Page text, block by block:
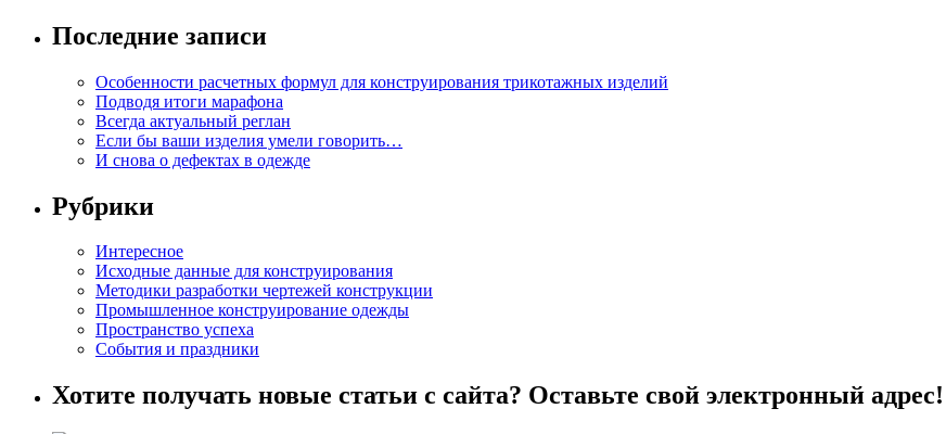
Последние записи
Особенности расчетных формул для конструирования трикотажных изделий
Подводя итоги марафона
Всегда актуальный реглан
Если бы ваши изделия умели говорить…
И снова о дефектах в одежде
Рубрики
Интересное
Исходные данные для конструирования
Методики разработки чертежей конструкции
Промышленное конструирование одежды
Пространство успеха
События и праздники
Хотите получать новые статьи с сайта? Оставьте свой электронный адрес!